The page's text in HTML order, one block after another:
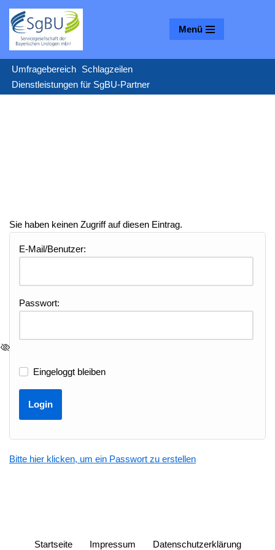
Zum
Inhalt
springen
Menü
Umfragebereich Schlagzeilen
Dienstleistungen für SgBU-Partner
Sie haben keinen Zugriff auf diesen Eintrag.
E-Mail/Benutzer:
Passwort:
Eingeloggt bleiben
Bitte hier klicken, um ein Passwort zu erstellen
Startseite Impressum Datenschutzerklärung